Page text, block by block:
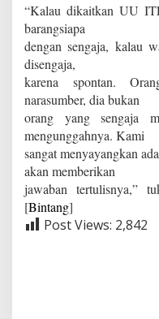
“Kalau dikaitkan UU
barangsiapa
dengan sengaja, kalau
disengaja,
karena spontan.
narasumber, dia bukan
orang yang sengaja
mengunggahnya. Kami
sangat menyayangkan
akan memberikan
jawaban tertulisnya,”
[Bintang]
Post Views: 2,842